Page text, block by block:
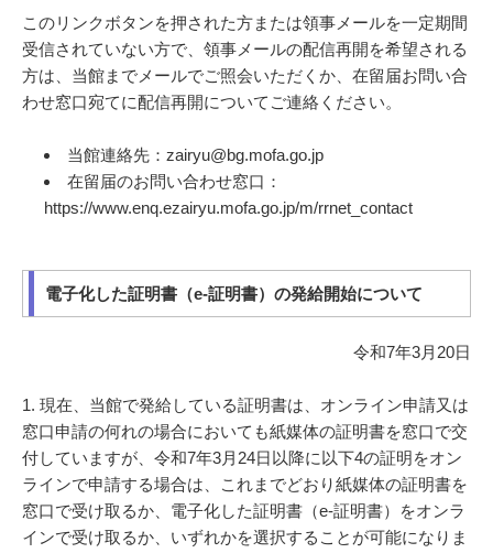
このリンクボタンを押された方または領事メールを一定期間
受信されていない方で、領事メールの配信再開を希望される
方は、当館までメールでご照会いただくか、在留届お問い合
わせ窓口宛てに配信再開についてご連絡ください。
当館連絡先：zairyu@bg.mofa.go.jp
在留届のお問い合わせ窓口：
https://www.enq.ezairyu.mofa.go.jp/m/rrnet_contact
電子化した証明書（e-証明書）の発給開始について
令和7年3月20日
1. 現在、当館で発給している証明書は、オンライン申請又は
窓口申請の何れの場合においても紙媒体の証明書を窓口で交
付していますが、令和7年3月24日以降に以下4の証明をオン
ラインで申請する場合は、これまでどおり紙媒体の証明書を
窓口で受け取るか、電子化した証明書（e-証明書）をオンラ
インで受け取るか、いずれかを選択することが可能になりま